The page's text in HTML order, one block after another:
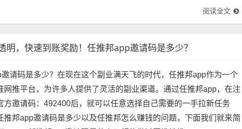
阅读全文
，快速到账奖励！任推邦app邀请码是多少？
请码是多少？在现在这个副业满天飞的时代，任推邦app作为一个
网推平台，为许多人提供了灵活的副业渠道。通过任推邦app，在注
方邀请码：492400后，就可以任意选择自己需要的一手拉新任务
推邦app邀请码是多少以及任推邦怎么赚钱的问题，下面我们就来简